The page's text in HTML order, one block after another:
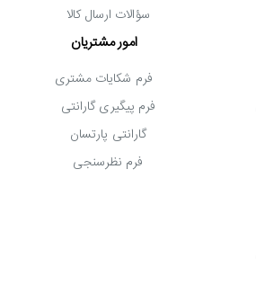
سؤالات ارسال کالا
امور مشتریان
فرم شکایات مشتری
فرم پیگیری گارانتی
گارانتی پارتسان
فرم نظرسنجی